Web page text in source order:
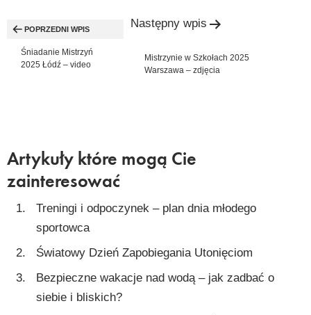
wpisu
POPRZEDNI WPIS
Śniadanie Mistrzyń
2025 Łódź – video
Następny wpis
Mistrzynie w Szkołach 2025
Warszawa – zdjęcia
Artykuły które mogą Cie
zainteresować
Treningi i odpoczynek – plan dnia młodego
sportowca
Światowy Dzień Zapobiegania Utonięciom
Bezpieczne wakacje nad wodą – jak zadbać o
siebie i bliskich?